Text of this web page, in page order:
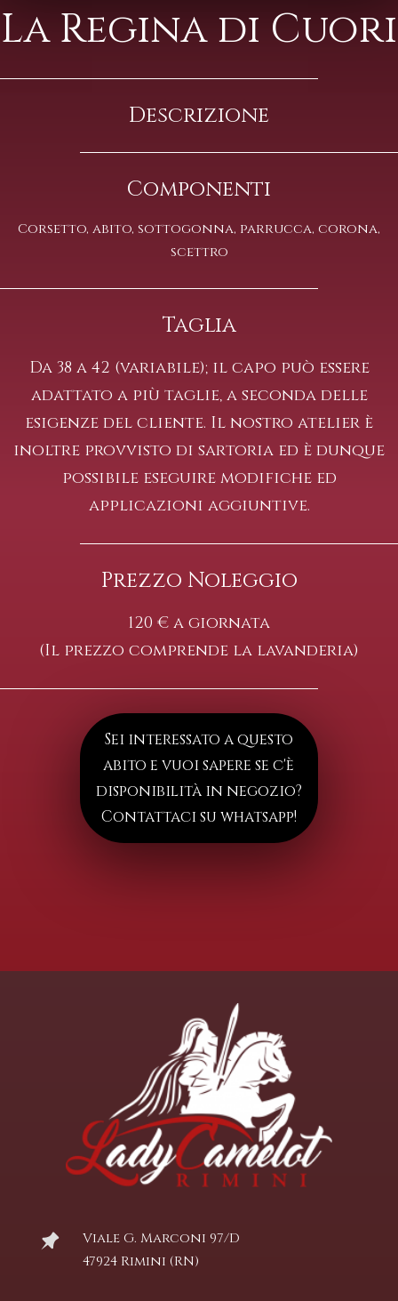
La Regina di Cuori
Descrizione
Componenti
Corsetto, abito, sottogonna, parrucca, corona,
scettro
Taglia
Da 38 a 42 (variabile); il capo può essere
adattato a più taglie, a seconda delle
esigenze del cliente. Il nostro atelier è
inoltre provvisto di sartoria ed è dunque
possibile eseguire modifiche ed
applicazioni aggiuntive.
Prezzo Noleggio
120 € a giornata
(Il prezzo comprende la lavanderia)
Sei interessato a questo
abito e vuoi sapere se c'è
disponibilità in negozio?
Contattaci su whatsapp!
Viale G. Marconi 97/D
47924 Rimini (RN)